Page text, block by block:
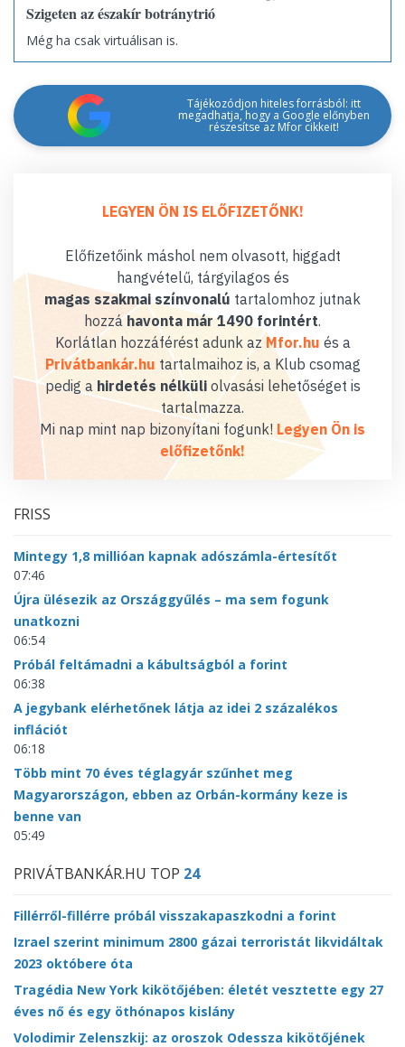
Szigeten az északír botránytrió
Még ha csak virtuálisan is.
Tájékozódjon hiteles forrásból: itt
megadhatja, hogy a Google előnyben
részesítse az Mfor cikkeit!
LEGYEN ÖN IS ELŐFIZETŐNK!
Előfizetőink máshol nem olvasott, higgadt
hangvételű, tárgyilagos és
magas szakmai színvonalú tartalomhoz jutnak
hozzáhavonta már 1490 forintért.
Korlátlan hozzáférést adunk az Mfor.hu és a
Privátbankár.hu tartalmaihoz is, a Klub csomag
pedig a hirdetés nélküliolvasási lehetőséget is
tartalmazza.
Mi nap mint nap bizonyítani fogunk! Legyen Ön is
előfizetőnk!
FRISS
Mintegy 1,8 millióan kapnak adószámla-értesítőt
07:46
Újra ülésezik az Országgyűlés – ma sem fogunk
unatkozni
06:54
Próbál feltámadni a kábultságból a forint
06:38
A jegybank elérhetőnek látja az idei 2 százalékos
inflációt
06:18
Több mint 70 éves téglagyár szűnhet meg
Magyarországon, ebben az Orbán-kormány keze is
benne van
05:49
PRIVÁTBANKÁR.HU TOP 24
Fillérről-fillérre próbál visszakapaszkodni a forint
Izrael szerint minimum 2800 gázai terroristát likvidáltak
2023 októbere óta
Tragédia New York kikötőjében: életét vesztette egy 27
éves nő és egy öthónapos kislány
Volodimir Zelenszkij: az oroszok Odessza kikötőjének